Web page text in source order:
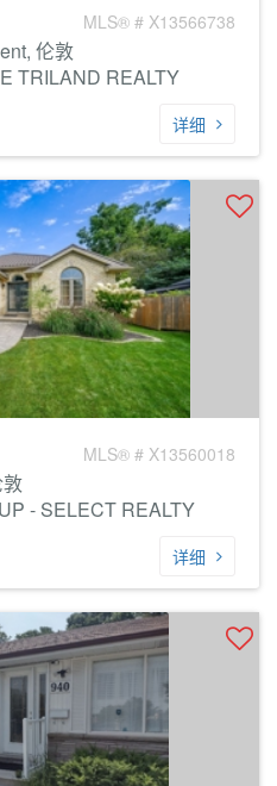
MLS® # X13566738
伦敦
TRILAND REALTY
详细
MLS® # X13560018
- SELECT REALTY
详细